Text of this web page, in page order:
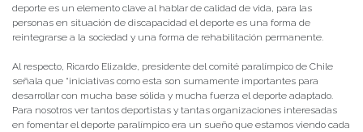
deporte es un elemento clave al hablar de calidad de vida, para las
personas en situación de discapacidad el deporte es una forma de
reintegrarse a la sociedad y una forma de rehabilitación permanente.
Al respecto, Ricardo Elizalde, presidente del comité paralímpico de Chile
señala que “iniciativas como esta son sumamente importantes para
desarrollar con mucha base sólida y mucha fuerza el deporte adaptado.
Para nosotros ver tantos deportistas y tantas organizaciones interesadas
en fomentar el deporte paralímpico era un sueño que estamos viendo cada